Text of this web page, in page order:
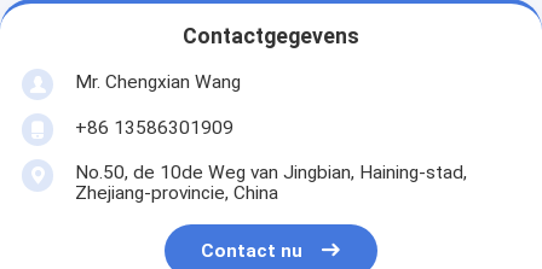
Contactgegevens
Mr. Chengxian Wang
+86 13586301909
No.50, de 10de Weg van Jingbian, Haining-stad,
Zhejiang-provincie, China
Contact nu